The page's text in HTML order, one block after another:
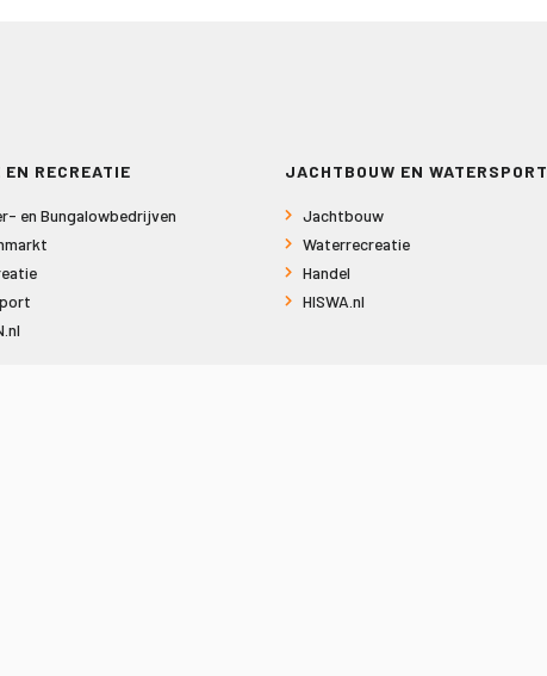
EN RECREATIE
en Bungalowbedrijven
JACHTBOUW EN WATERSPORT
Jachtbouw
Waterrecreatie
Handel
HISWA.nl